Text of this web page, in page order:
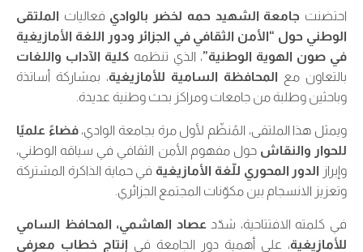
احتضنت جامعة الشهيد حمه لخضر بالواديفعاليات الملتقى
الوطني حول “الأمن الثقافي في الجزائر ودور اللغة الأمازيغية
في صون الهوية الوطنية”، الذي تنظمه كلية الآداب واللغات
بالتعاون مع المحافظة السامية للأمازيغية، بمشاركة أساتذة
وباحثين وطلبة من جامعات ومراكز بحث وطنية عديدة.
ويمثل هذا الملتقى، المُنظّم لأول مرة بجامعة الوادي، فضاءً علميًا
للحوار والنقاشحول مفهوم الأمن الثقافي في سياقه الوطني،
وإبراز الدور المحوري للّغة الأمازيغيةفي حماية الذاكرة المشتركة
وتعزيز الانسجام بين مكوّنات المجتمع الجزائري.
في كلمته الافتتاحية، شدّد عصاد الهاشمي، المحافظ السامي
للأمازيغية، على أهمية دور الجامعة في إنتاج خطاب معرفي